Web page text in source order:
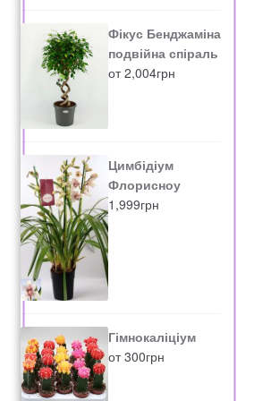
Фікус Бенджаміна
подвійна спіраль
от2,004грн
Цимбідіум
Флорисноу
1,999грн
Гімнокаліціум
от300грн